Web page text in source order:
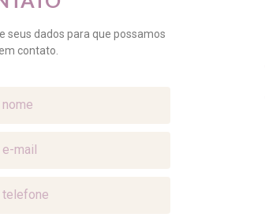
seus dados para que possamos
contato.